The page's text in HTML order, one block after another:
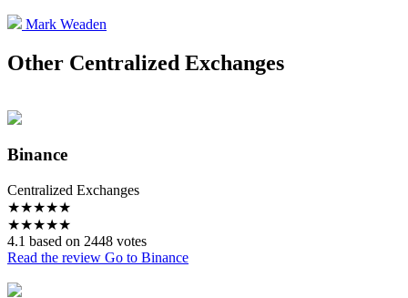
Mark Weaden
Other Centralized Exchanges
Binance
Centralized Exchanges
★★★★★
★★★★★
4.1 based on 2448 votes
Read the review Go to Binance